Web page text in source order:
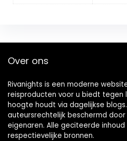
Over ons
Rivanights is een moderne
reisproducten voor u biedt tegen
hoogte houdt via dagelijkse
auteursrechtelijk beschermd
eigenaren. Alle geciteerde
respectievelijke bronnen.